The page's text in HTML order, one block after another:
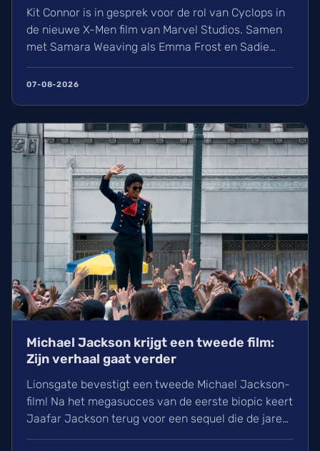
Kit Connor is in gesprek voor de rol van Cyclops in
de nieuwe X-Men film van Marvel Studios. Samen
met Samara Weaving als Emma Frost en Sadie
mutantenteam stilaan vorm. Wij kijken uit naar
Doomsday.
07-08-2026
Michael Jackson krijgt een tweede film:
Zijn verhaal gaat verder
Lionsgate bevestigt een tweede Michael Jackson-
film! Na het megasucces van de eerste biopic keert
Jaafar Jackson terug voor een sequel die de jaren